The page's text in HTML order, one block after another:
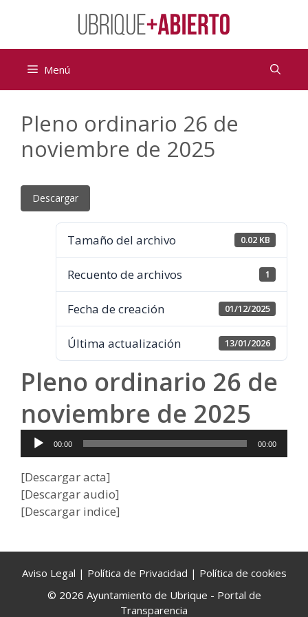
Menú
Pleno ordinario 26 de
noviembre de 2025
Descargar
Tamaño del archivo 0.02 KB
Recuento de archivos 1
Fecha de creación 01/12/2025
Última actualización 13/01/2026
Pleno ordinario 26 de
noviembre de 2025
Reproductor
de
audio
00:00 00:00
[Descargar acta]
[Descargar audio]
[Descargar indice]
Aviso Legal | Política de Privacidad | Política de cookies
© 2026 Ayuntamiento de Ubrique - Portal de
Transparencia